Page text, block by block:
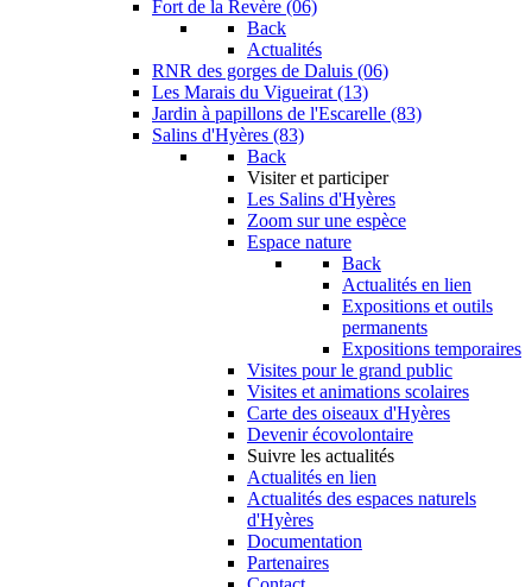
Fort de la Revère (06)
Back
Actualités
RNR des gorges de Daluis (06)
Les Marais du Vigueirat (13)
Jardin à papillons de l'Escarelle (83)
Salins d'Hyères (83)
Back
Visiter et participer
Les Salins d'Hyères
Zoom sur une espèce
Espace nature
Back
Actualités en lien
Expositions et outils
permanents
Expositions temporaires
Visites pour le grand public
Visites et animations scolaires
Carte des oiseaux d'Hyères
Devenir écovolontaire
Suivre les actualités
Actualités en lien
Actualités des espaces naturels
d'Hyères
Documentation
Partenaires